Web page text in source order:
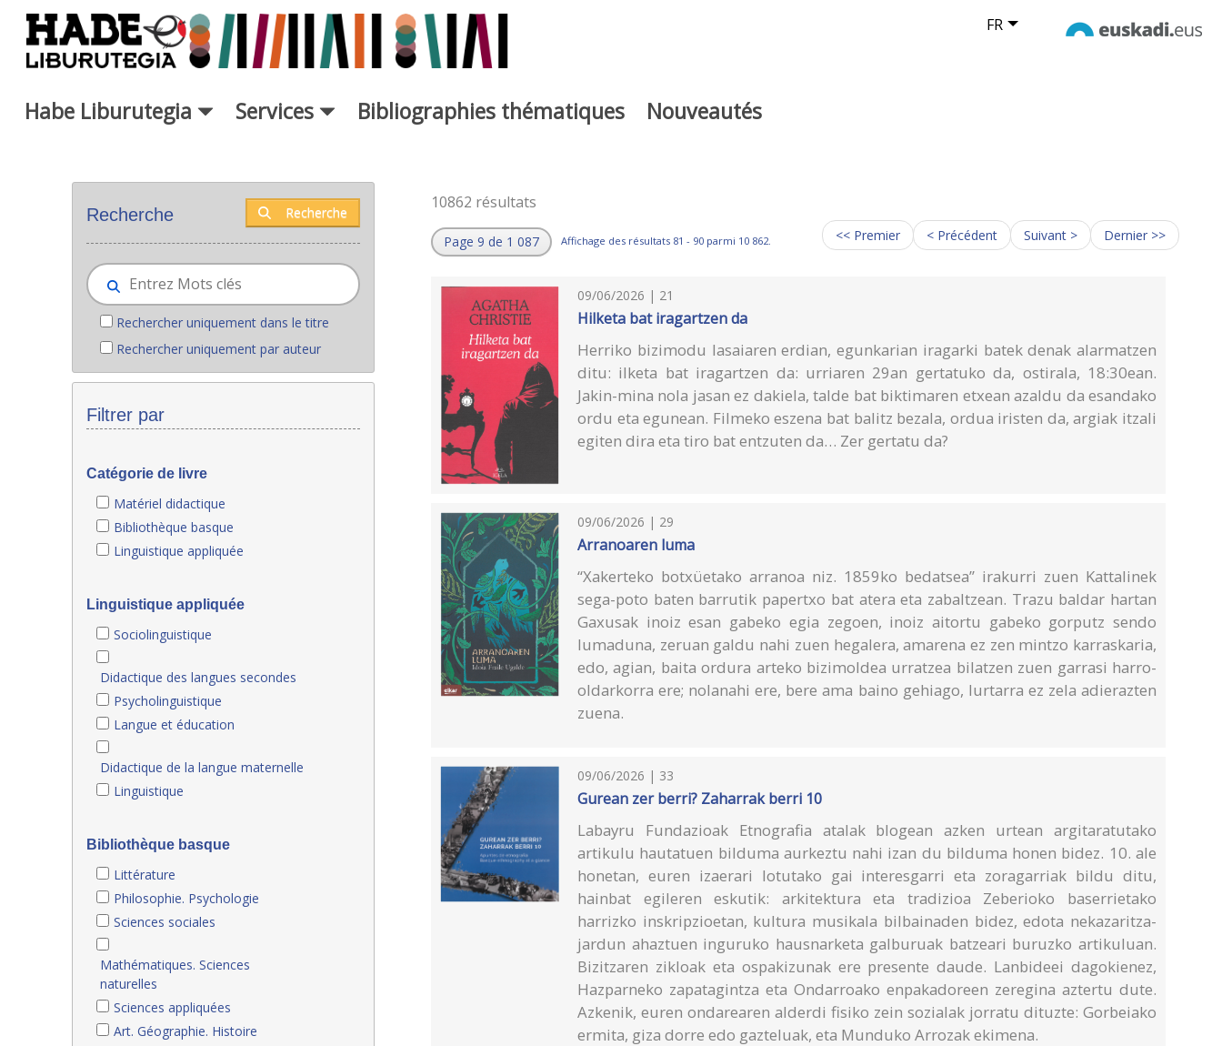
Saut au contenu principal FR
Habe Liburutegia Services Bibliographies thématiques Nouveautés
Recherche Recherche
Rechercher uniquement dans le titre
Rechercher uniquement par auteur
Filtrer par
Catégorie de livre
Matériel didactique
Bibliothèque basque
Linguistique appliquée
Linguistique appliquée
Sociolinguistique
Didactique des langues secondes
Psycholinguistique
Langue et éducation
Didactique de la langue maternelle
Linguistique
Bibliothèque basque
Littérature
Philosophie. Psychologie
Sciences sociales
Mathématiques. Sciences
naturelles
Sciences appliquées
Art. Géographie. Histoire
10862 résultats
Page 9 de 1 087 Affichage des résultats 81 - 90 parmi 10 862. << Premier < Précédent Suivant > Dernier >>
09/06/2026 | 21
Hilketa bat iragartzen da
Herriko bizimodu lasaiaren erdian, egunkarian iragarki batek denak alarmatzen
ditu: ilketa bat iragartzen da: urriaren 29an gertatuko da, ostirala, 18:30ean.
Jakin-mina nola jasan ez dakiela, talde bat biktimaren etxean azaldu da esandako
ordu eta egunean. Filmeko eszena bat balitz bezala, ordua iristen da, argiak itzali
egiten dira eta tiro bat entzuten da… Zer gertatu da?
09/06/2026 | 29
Arranoaren luma
“Xakerteko botxüetako arranoa niz. 1859ko bedatsea” irakurri zuen Kattalinek
sega-poto baten barrutik papertxo bat atera eta zabaltzean. Trazu baldar hartan
Gaxusak inoiz esan gabeko egia zegoen, inoiz aitortu gabeko gorputz sendo
lumaduna, zeruan galdu nahi zuen hegalera, amarena ez zen mintzo karraskaria,
edo, agian, baita ordura arteko bizimoldea urratzea bilatzen zuen garrasi harro-
oldarkorra ere; nolanahi ere, bere ama baino gehiago, lurtarra ez zela adierazten
zuena.
09/06/2026 | 33
Gurean zer berri? Zaharrak berri 10
Labayru Fundazioak Etnografia atalak blogean azken urtean argitaratutako
artikulu hautatuen bilduma aurkeztu nahi izan du bilduma honen bidez. 10. ale
honetan, euren izaerari lotutako gai interesgarri eta zoragarriak bildu ditu,
hainbat egileren eskutik: arkitektura eta tradizioa Zeberioko baserrietako
harrizko inskripzioetan, kultura musikala bilbainaden bidez, edota nekazaritza-
jardun ahaztuen inguruko hausnarketa galburuak batzeari buruzko artikuluan.
Bizitzaren zikloak eta ospakizunak ere presente daude. Lanbideei dagokienez,
Hazparneko zapatagintza eta Ondarroako enpakadoreen zeregina aztertu dute.
Azkenik, euren ondarearen alderdi fisiko zein sozialak jorratu dituzte: Gorbeiako
ermita, giza dorre edo gazteluak, eta Munduko Arrozak ekimena.